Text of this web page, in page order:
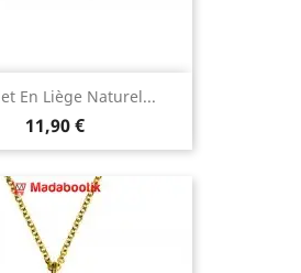
En Liège Naturel...
Prix
11,90 €